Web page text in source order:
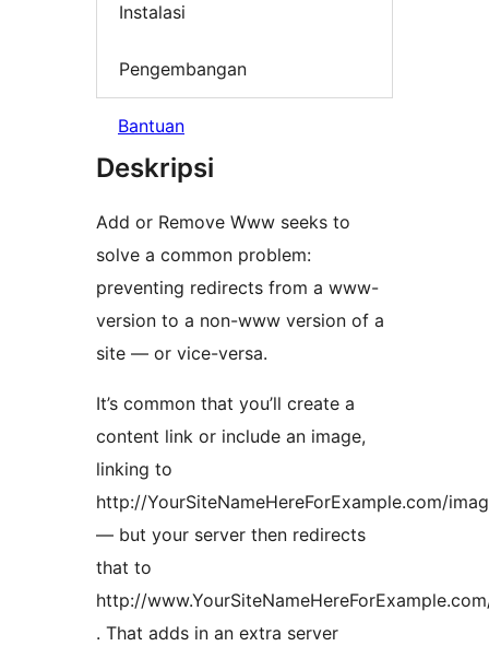
Instalasi
Pengembangan
Bantuan
Deskripsi
Add or Remove Www seeks to
solve a common problem:
preventing redirects from a www-
version to a non-www version of a
site — or vice-versa.
It’s common that you’ll create a
content link or include an image,
linking to
http://YourSiteNameHereForExample.com/
— but your server then redirects
that to
http://
. That adds in an extra server